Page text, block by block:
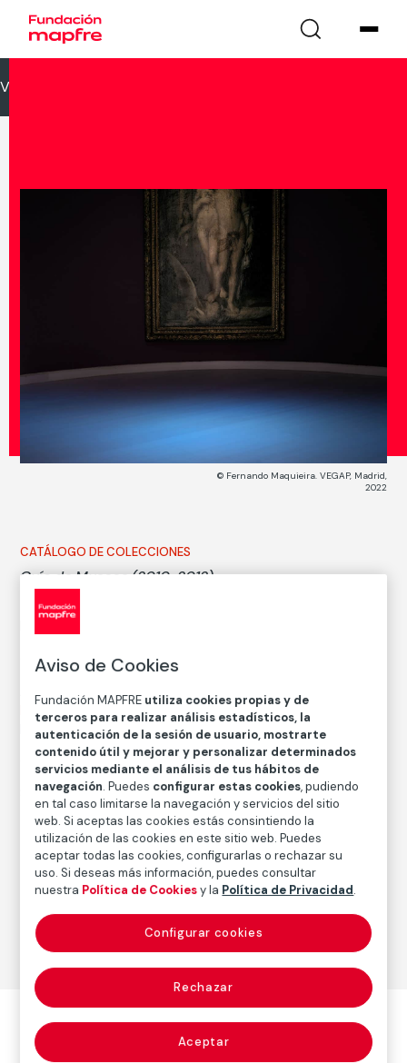
VOLVER
© Fernando Maquieira. VEGAP, Madrid,
2022
CATÁLOGO DE COLECCIONES
Guía de Museos (2010-2012)
Fernando Maquieira
Autor
Fernando Maquieira
Nacimiento: Puertollano (Ciudad Real), 1966
Serie:Guía de Museos (2010-2012) (Fernando
Maquieira)
Fernand
Maquieir
VEGAP,
Madrid,
Otras obras del autor
Aviso de Cookies
Fundación MAPFRE utiliza cookies propias y de
terceros para realizar análisis estadísticos, la
autenticación de la sesión de usuario, mostrarte
contenido útil y mejorar y personalizar determinados
servicios mediante el análisis de tus hábitos de
navegación. Puedes configurar estas cookies, pudiendo
en tal caso limitarse la navegación y servicios del sitio
web. Si aceptas las cookies estás consintiendo la
utilización de las cookies en este sitio web. Puedes
aceptar todas las cookies, configurarlas o rechazar su
uso. Si deseas más información, puedes consultar
nuestra Política de Cookiesy la Política de Privacidad.
Rechazar
Aceptar
Configurar cookies